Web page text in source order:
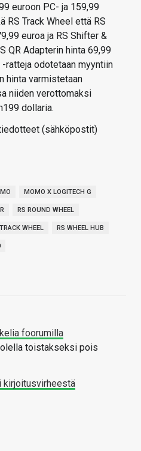
euroon PC- ja 159,99
RS Track Wheel että RS
euroa ja RS Shifter &
QR Adapterin hinta 69,99
ratteja odotetaan myyntiin
hinta varmistetaan
niiden verottomaksi
dollaria.
(sähköpostit)
MOMO X LOGITECH G
RS ROUND WHEEL
WHEEL RS WHEEL HUB
foorumilla
toistakseksi pois
kirjoitusvirheestä